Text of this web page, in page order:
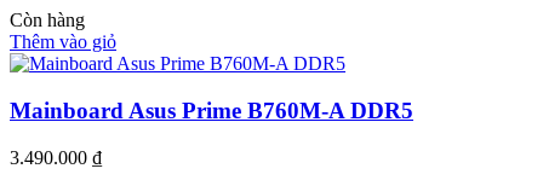
Còn hàng
Thêm vào giỏ
Mainboard Asus Prime B760M-A DDR5
3.490.000 ₫